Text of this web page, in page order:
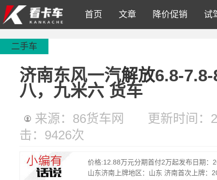
首页 文章 降价促销 试
二手车
济南东风一汽解放6.8-
八，九米六 货车
来源：86货车网
更新时间：
击： 9426次
价格:12.88万元分期首付2万起发布日期：
山东济南上牌地区：山东 济南首次上牌：